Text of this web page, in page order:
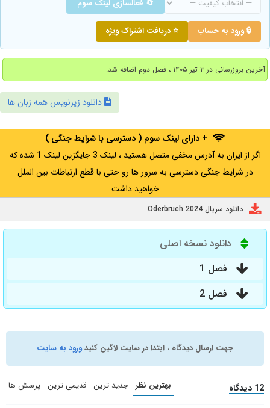
🔄 فعالسازی لینک سوم
🔒 ورود به حساب ⭐ دریافت اشتراک ویژه
آخرین بروزرسانی در ۳ تیر ۱۴۰۵ ، فصل دوم اضافه شد.
دانلود زیرنویس همه زبان ها
+ دارای لینک سوم ( دسترسی با شرایط جنگی )
اگر از ایران به آدرس مخفی متصل هستید ، لینک 3 جایگزین لینک 1 شده که
در شرایط جنگی دسترسی به سرور ها رو حتی با قطع ارتباطات بین الملل
خواهید داشت
دانلود سریال Oderbruch 2024
دانلود نسخه اصلی
فصل 1
فصل 2
جهت ارسال دیدگاه ، ابتدا در سایت لاگین کنیدورود به سایت
12 دیدگاه بهترین نظر جدید ترین قدیمی ترین پرسش ها